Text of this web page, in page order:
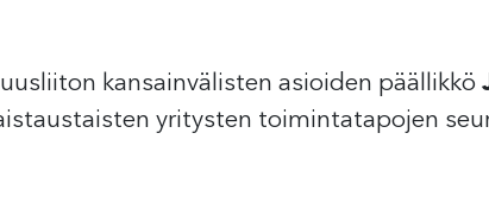
kansainvälisten asioiden päällikkö
yritysten toimintatapojen